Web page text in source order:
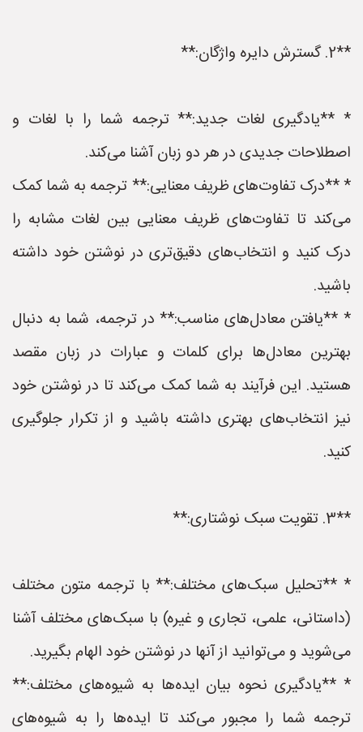
**2. گسترش دایره واژگان:**
* **یادگیری لغات جدید:** ترجمه شما را با لغات و
اصطلاحات جدیدی در هر دو زبان آشنا می‌کند.
* **درک تفاوت‌های ظریف معنایی:** ترجمه به شما کمک
می‌کند تا تفاوت‌های ظریف معنایی بین لغات مشابه را
درک کنید و انتخاب‌های دقیق‌تری در نوشتن خود داشته
باشید.
* **یافتن معادل‌های مناسب:** در ترجمه، شما به دنبال
بهترین معادل‌ها برای کلمات و عبارات در زبان مقصد
هستید. این فرآیند به شما کمک می‌کند تا در نوشتن خود
نیز انتخاب‌های بهتری داشته باشید و از تکرار جلوگیری
کنید.
**3. تقویت سبک نوشتاری:**
* **تحلیل سبک‌های مختلف:** با ترجمه متون مختلف
(داستانی، علمی، تجاری و غیره) با سبک‌های مختلف آشنا
می‌شوید و می‌توانید از آنها در نوشتن خود الهام بگیرید.
* **یادگیری نحوه بیان ایده‌ها به شیوه‌های مختلف:**
ترجمه شما را مجبور می‌کند تا ایده‌ها را به شیوه‌های